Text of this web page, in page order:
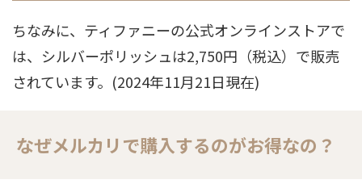
ちなみに、ティファニーの公式オンラインストアで
は、シルバーポリッシュは2,750円（税込）で販売
されています。(2024年11月21日現在)
なぜメルカリで購入するのがお得なの？